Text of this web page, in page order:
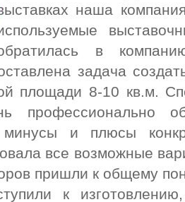
наша
в
задача
площади 8-10 кв.м.
профессионально
минусы и плюсы
все возможные
пришли к общему
к